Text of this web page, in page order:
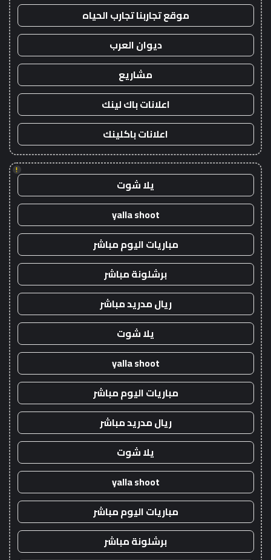
موقع تجاربنا تجارب الحياه
ديوان العرب
مشاريع
اعلانات باك لينك
اعلانات باكلينك
!
يلا شوت
yalla shoot
مباريات اليوم مباشر
برشلونة مباشر
ريال مدريد مباشر
يلا شوت
yalla shoot
مباريات اليوم مباشر
ريال مدريد مباشر
يلا شوت
yalla shoot
مباريات اليوم مباشر
برشلونة مباشر